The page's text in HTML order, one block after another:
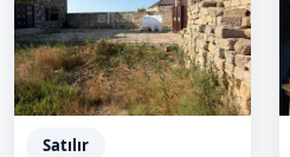
Satılır